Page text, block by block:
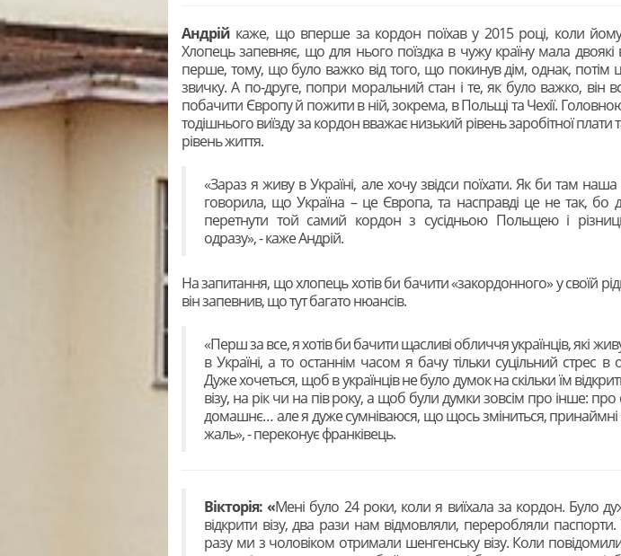
Андрій каже, що вперше за кордон поїхав у 2015 році, коли
Хлопець запевняє, що для нього поїздка в чужу країну мала двоякі
перше, тому, що було важко від того, що покинув дім, однак, потім
звичку. А по-друге, попри моральний стан і те, як було важко, він
побачити Європу й пожити в ній, зокрема, в Польщі та Чехії.
тодішнього виїзду за кордон вважає низький рівень заробітної плати
рівень життя.
«Зараз я живу в Україні, але хочу звідси поїхати. Як би там
говорила, що Україна – це Європа, та насправді це не так, бо
перетнути той самий кордон з сусідньою Польщею і
одразу», - каже Андрій.
На запитання, що хлопець хотів би бачити «закордонного» у своїй
він запевнив, що тут багато нюансів.
«Перш за все, я хотів би бачити щасливі обличчя українців, які
в Україні, а то останнім часом я бачу тільки суцільний стрес в
Дуже хочеться, щоб в українців не було думок на скільки їм
візу, на рік чи на пів року, а щоб були думки зовсім про інше: про
домашнє… але я дуже сумніваюся, що щось зміниться, принаймні
жаль», - переконує франківець.
Вікторія: «Мені було 24 роки, коли я виїхала за кордон. Було
відкрити візу, два рази нам відмовляли, переробляли паспорти.
разу ми з чоловіком отримали шенгенську візу. Коли